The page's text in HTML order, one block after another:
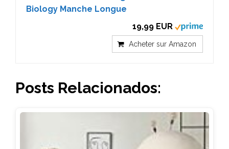
Biology Manche Longue
19,99 EUR
Acheter sur Amazon
Posts Relacionados: